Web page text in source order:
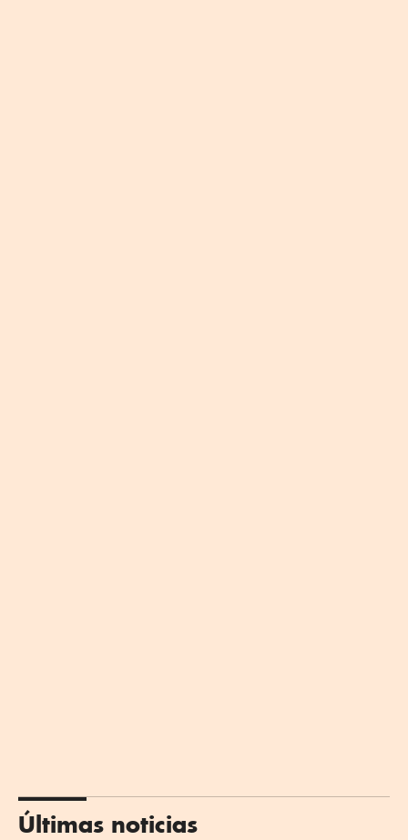
Últimas noticias